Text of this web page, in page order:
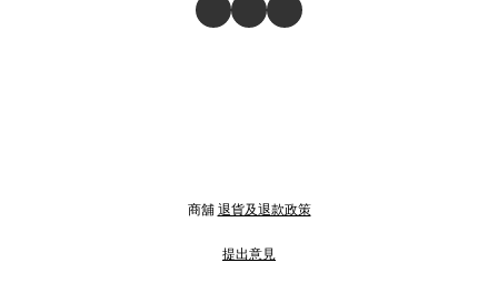
商舖 退貨及退款政策
提出意見